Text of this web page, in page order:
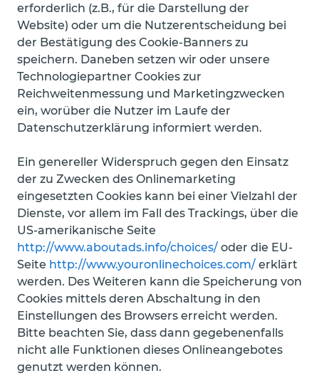
erforderlich (z.B., für die Darstellung der
Website) oder um die Nutzerentscheidung bei
der Bestätigung des Cookie-Banners zu
speichern. Daneben setzen wir oder unsere
Technologiepartner Cookies zur
Reichweitenmessung und Marketingzwecken
ein, worüber die Nutzer im Laufe der
Datenschutzerklärung informiert werden.
Ein genereller Widerspruch gegen den Einsatz
der zu Zwecken des Onlinemarketing
eingesetzten Cookies kann bei einer Vielzahl der
Dienste, vor allem im Fall des Trackings, über die
US-amerikanische Seite
http://www.aboutads.info/choices/ oder die EU-
Seite http://www.youronlinechoices.com/ erklärt
werden. Des Weiteren kann die Speicherung von
Cookies mittels deren Abschaltung in den
Einstellungen des Browsers erreicht werden.
Bitte beachten Sie, dass dann gegebenenfalls
nicht alle Funktionen dieses Onlineangebotes
genutzt werden können.